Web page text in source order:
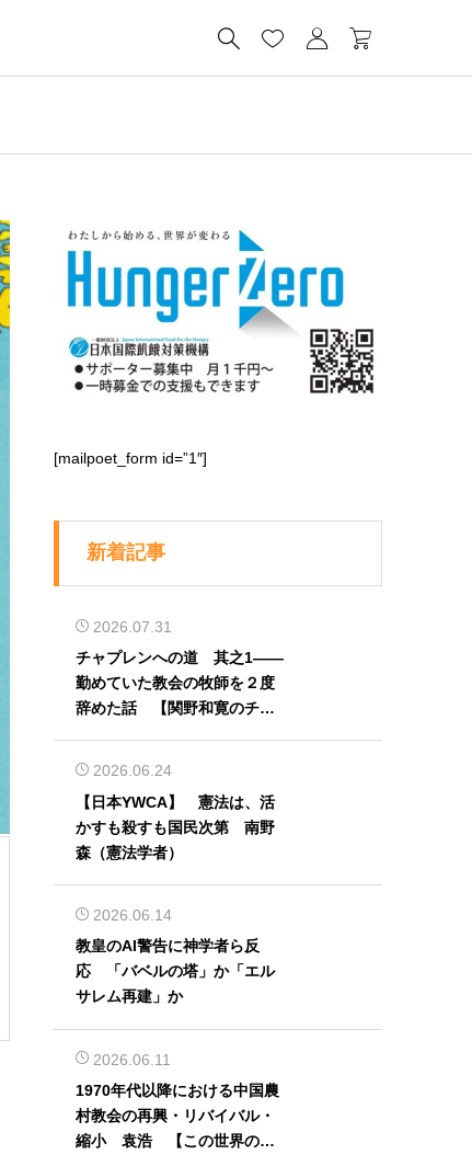
   
[mailpoet_form id=”1″]
新着記事
2026.07.31
チャプレンへの道 其之1――
勤めていた教会の牧師を２度
辞めた話 【関野和寛のチャ
2026.06.24
【日本YWCA】 憲法は、活
かすも殺すも国民次第 南野
森（憲法学者）
2026.06.14
教皇のAI警告に神学者ら反
応 「バベルの塔」か「エル
サレム再建」か
2026.06.11
1970年代以降における中国農
村教会の再興・リバイバル・
縮小 袁浩 【この世界の片